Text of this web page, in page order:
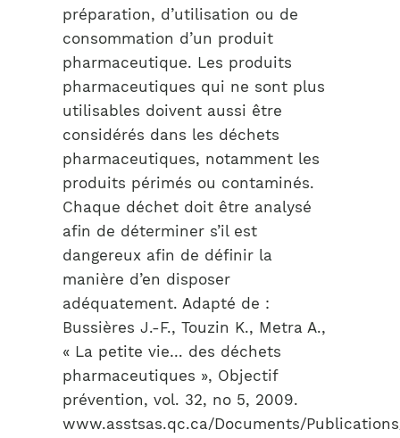
préparation, d’utilisation ou de
consommation d’un produit
pharmaceutique. Les produits
pharmaceutiques qui ne sont plus
utilisables doivent aussi être
considérés dans les déchets
pharmaceutiques, notamment les
produits périmés ou contaminés.
Chaque déchet doit être analysé
afin de déterminer s’il est
dangereux afin de définir la
manière d’en disposer
adéquatement. Adapté de :
Bussières J.-F., Touzin K., Metra A.,
« La petite vie… des déchets
pharmaceutiques », Objectif
prévention, vol. 32, no 5, 2009.
www.asstsas.qc.ca/Documents/